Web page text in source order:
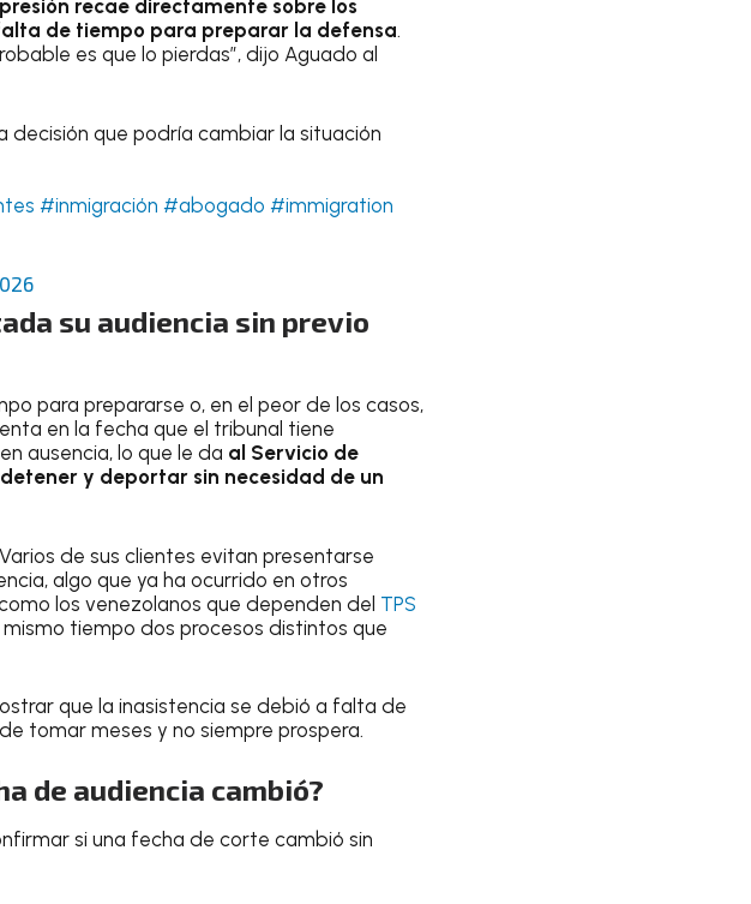
presión recae directamente sobre los
de tiempo para preparar la defensa.
es que lo pierdas”, dijo Aguado al
decisión que podría cambiar la situación
#inmigración #abogado #immigration
su audiencia sin previo
para prepararse o, en el peor de los casos,
en la fecha que el tribunal tiene
ausencia, lo que le da al Servicio de
y deportar sin necesidad de un
de sus clientes evitan presentarse
algo que ya ha ocurrido en otros
los venezolanos que dependen del TPS
tiempo dos procesos distintos que
que la inasistencia se debió a falta de
tomar meses y no siempre prospera.
de audiencia cambió?
si una fecha de corte cambió sin